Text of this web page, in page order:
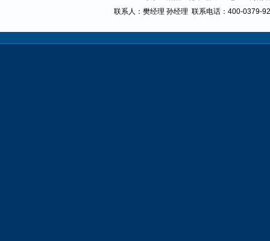
联系人：樊经理 孙经理 联系电话：400-0379-